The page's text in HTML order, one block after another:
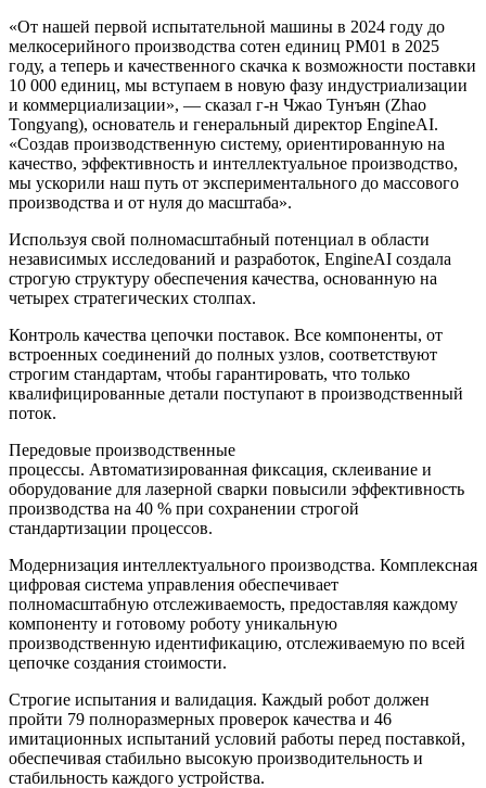
«От нашей первой испытательной машины в 2024 году до
мелкосерийного производства сотен единиц PM01 в 2025
году, а теперь и качественного скачка к возможности поставки
10 000 единиц, мы вступаем в новую фазу индустриализации
и коммерциализации», — сказал г-н Чжао Тунъян (Zhao
Tongyang), основатель и генеральный директор EngineAI.
«Создав производственную систему, ориентированную на
качество, эффективность и интеллектуальное производство,
мы ускорили наш путь от экспериментального до массового
производства и от нуля до масштаба».
Используя свой полномасштабный потенциал в области
независимых исследований и разработок, EngineAI создала
строгую структуру обеспечения качества, основанную на
четырех стратегических столпах.
Контроль качества цепочки поставок. Все компоненты, от
встроенных соединений до полных узлов, соответствуют
строгим стандартам, чтобы гарантировать, что только
квалифицированные детали поступают в производственный
поток.
Передовые производственные
процессы. Автоматизированная фиксация, склеивание и
оборудование для лазерной сварки повысили эффективность
производства на 40 % при сохранении строгой
стандартизации процессов.
Модернизация интеллектуального производства. Комплексная
цифровая система управления обеспечивает
полномасштабную отслеживаемость, предоставляя каждому
компоненту и готовому роботу уникальную
производственную идентификацию, отслеживаемую по всей
цепочке создания стоимости.
Строгие испытания и валидация. Каждый робот должен
пройти 79 полноразмерных проверок качества и 46
имитационных испытаний условий работы перед поставкой,
обеспечивая стабильно высокую производительность и
стабильность каждого устройства.